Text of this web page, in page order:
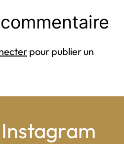
pour publier un